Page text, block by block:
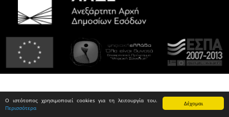
Δέχομαι
Ο ιστότοπος χρησιμοποιεί cookies για τη λειτουργία του.
Περισσότερα